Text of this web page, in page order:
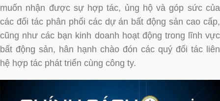
muốn nhận được sự hợp tác, ủng hộ và góp sức của
các đối tác phân phối các dự án bất động sản cao cấp,
cũng như các bạn kinh doanh hoạt động trong lĩnh vực
bất động sản, hân hạnh chào đón các quý đối tác liên
hệ hợp tác phát triển cùng công ty.